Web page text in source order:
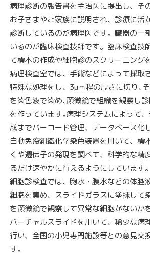
病理診断の報告書を主治医に提出し、そ
お子さまやご家族に説明され、診療に活
診断しているのが病理医です。臓器の一
いるのが臨床検査技師です。臨床検査技
て標本の作成や細胞診のスクリーニング
病理検査室では、手術などによって採取
特殊な処理をし、3μｍ程の厚さに切り､
を染色液で染め､顕微鏡で組織を観察し
を作っています｡病理システムによって
成までバーコード管理、データベース化
自動免疫組織化学染色装置を用いて、標
くや遺伝子の発現を調べて、科学的な精
るだけ速やかに行えるようにしています。
細胞診検査では、胸水・腹水などの体腔
細胞を集め、スライドガラスに塗抹して
を顕微鏡で観察して異常な細胞がないか
バーチャルスライドを用いて、稀少な病
行い、全国の小児専門施設等との意見交
す。